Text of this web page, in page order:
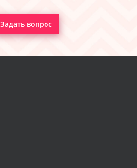
Задать вопрос